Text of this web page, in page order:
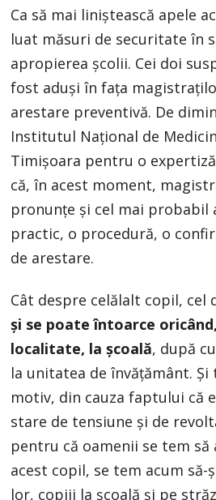
Ca să mai liniștească apele
luat măsuri de securitate în
apropierea școlii. Cei doi
fost aduşi în fața
arestare preventivă. De
Institutul Național de
Timișoara pentru o
că, în acest moment,
pronunțe și cel mai probabil
practic, o procedură, o
de arestare.
Cât despre celălalt copil, cel
și se poate întoarce
localitate, la școală, după
la unitatea de învățământ.
motiv, din cauza faptului că
stare de tensiune și de
pentru că oamenii se tem să
acest copil, se tem acum
lor, copiii la școală și pe